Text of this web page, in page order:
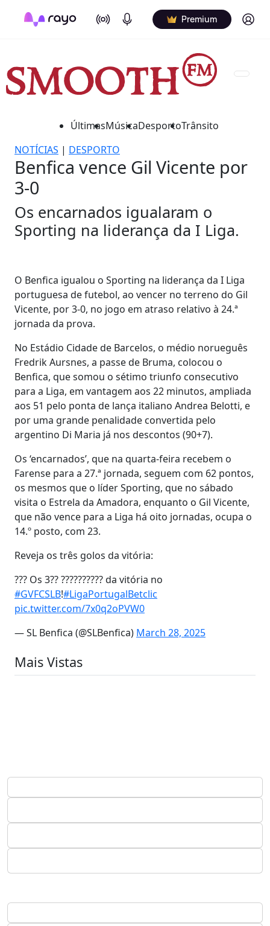
On Air Podcasts Premium Log in
ÚltimasMúsicaDesportoTrânsito
NOTÍCIAS | DESPORTO
Benfica vence Gil Vicente por
3-0
Os encarnados igualaram o
Sporting na liderança da I Liga.
O Benfica igualou o Sporting na liderança da I Liga
portuguesa de futebol, ao vencer no terreno do Gil
Vicente, por 3-0, no jogo em atraso relativo à 24.ª
jornada da prova.
No Estádio Cidade de Barcelos, o médio norueguês
Fredrik Aursnes, a passe de Bruma, colocou o
Benfica, que somou o sétimo triunfo consecutivo
para a Liga, em vantagem aos 22 minutos, ampliada
aos 51 pelo ponta de lança italiano Andrea Belotti, e
por uma grande penalidade convertida pelo
argentino Di Maria já nos descontos (90+7).
Os ‘encarnados’, que na quarta-feira recebem o
Farense para a 27.ª jornada, seguem com 62 pontos,
os mesmos que o líder Sporting, que no sábado
visita o Estrela da Amadora, enquanto o Gil Vicente,
que não vence para a Liga há oito jornadas, ocupa o
14.º posto, com 23.
Reveja os três golos da vitória:
??? Os 3?? ?????????? da vitória no
#GVFCSLB!#LigaPortugalBetclic
pic.twitter.com/7x0q2oPVW0
— SL Benfica (@SLBenfica) March 28, 2025
Mais Vistas